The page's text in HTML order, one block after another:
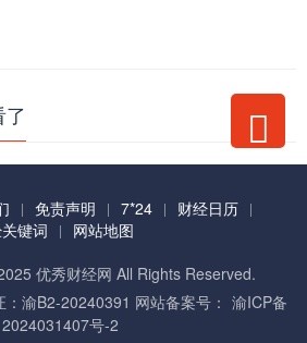
免责声明 7*24
财经日历
键词
网站地图
优秀财经网 All Rights Reserved.
渝B2-20240391 网站备案号： 渝ICP备
2024031407号-2